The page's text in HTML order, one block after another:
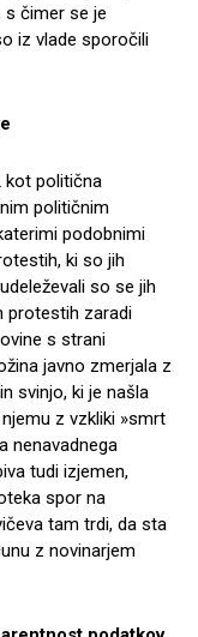
s čimer se je
iz vlade sporočili
kot politična
političnim
podobnimi
ki so jih
so se jih
protestih zaradi
s strani
javno zmerjala z
svinjo, ki je našla
z vzkliki »smrt
nenavadnega
tudi izjemen,
spor na
tam trdi, da sta
z novinarjem